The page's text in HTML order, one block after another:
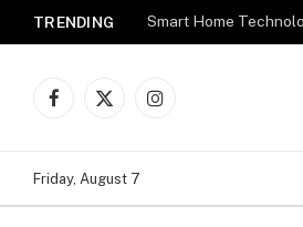
TRENDING
Facebook
X
Instagram
Friday, August 7